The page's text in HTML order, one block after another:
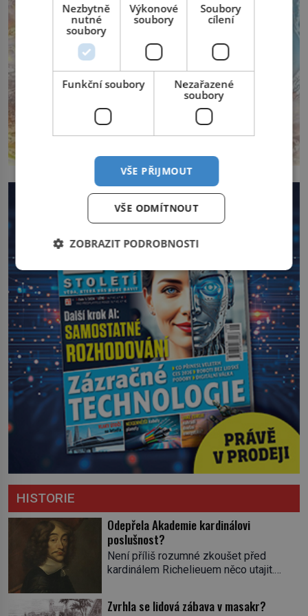
HISTORIE
Odepřela Akademie kardinálovi
poslušnost?
Není příliš rozumné zkoušet před
kardinálem Richelieuem něco utajit.
rázně zatočit. Od roku 1629 se
Zvrhla se lidová zábava v masakr?
Nezbytně
nutné
soubory
Výkonové
soubory
Soubory
cílení
Funkční soubory
Nezařazené
soubory
VŠE PŘIJMOUT
VŠE ODMÍTNOUT
ZOBRAZIT PODROBNOSTI